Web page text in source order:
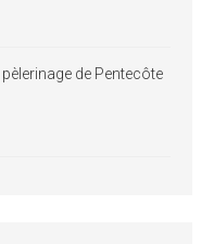
de Pentecôte